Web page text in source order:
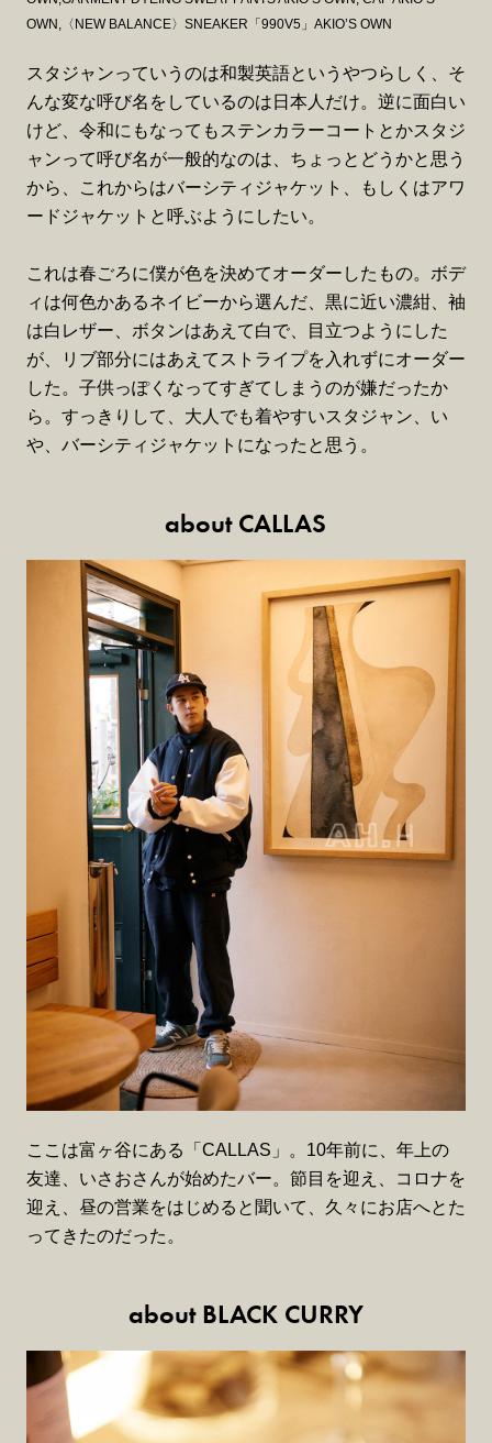
OWN,〈NEW BALANCE〉SNEAKER「990V5」AKIO’S OWN
スタジャンっていうのは和製英語というやつらしく、そ
んな変な呼び名をしているのは日本人だけ。逆に面白い
けど、令和にもなってもステンカラーコートとかスタジ
ャンって呼び名が一般的なのは、ちょっとどうかと思う
から、これからはバーシティジャケット、もしくはアワ
ードジャケットと呼ぶようにしたい。
これは春ごろに僕が色を決めてオーダーしたもの。ボデ
ィは何色かあるネイビーから選んだ、黒に近い濃紺、袖
は白レザー、ボタンはあえて白で、目立つようにした
が、リブ部分にはあえてストライプを入れずにオーダー
した。子供っぽくなってすぎてしまうのが嫌だったか
ら。すっきりして、大人でも着やすいスタジャン、い
や、バーシティジャケットになったと思う。
about CALLAS
ここは富ヶ谷にある「CALLAS」。10年前に、年上の
友達、いさおさんが始めたバー。節目を迎え、コロナを
迎え、昼の営業をはじめると聞いて、久々にお店へとた
ってきたのだった。
about BLACK CURRY